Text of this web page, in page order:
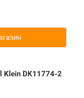
Klein DK11774-2